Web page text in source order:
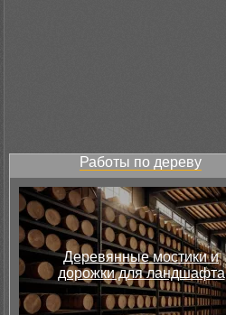
Работы по дереву
Деревянные мостики и
дорожки для ландшафта